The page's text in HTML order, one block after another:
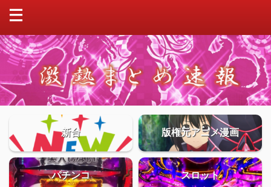
新台 版権元アニメ漫画
パチンコ スロット